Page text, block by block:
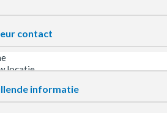
contact
informatie